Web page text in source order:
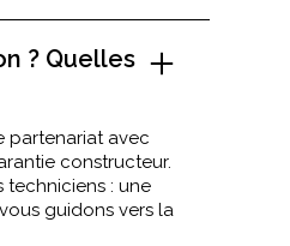
? Quelles
partenariat avec
constructeur.
techniciens : une
guidons vers la